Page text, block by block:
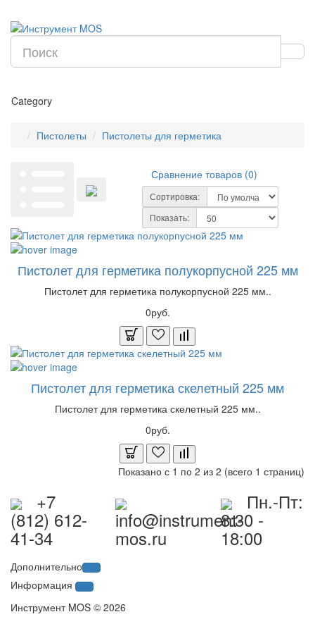
Category
Пистолеты Пистолеты для герметика
Сравнение товаров (0)
Сортировка:
Показать:
Пистолет для герметика полукорпусной 225 мм
Пистолет для герметика полукорпусной 225 мм..
0руб.
Пистолет для герметика скелетный 225 мм
Пистолет для герметика скелетный 225 мм..
0руб.
Показано с 1 по 2 из 2 (всего 1 страниц)
+7
(812) 612-
41-34
info@instrument-
mos.ru
Пн.-Пт:
8:30 -
18:00
Дополнительно
Информация
Инструмент MOS © 2026